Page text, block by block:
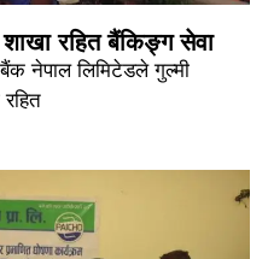
शाखा रहित बैंकिङ्ग सेवा
नेपाल लिमिटेडले गुल्मी